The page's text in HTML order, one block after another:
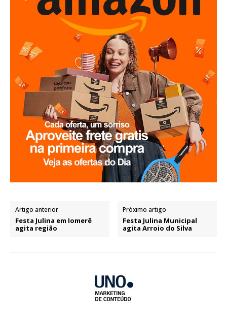
Artigo anterior
Festa Julina em Iomerê
agita região
Próximo artigo
Festa Julina Municipal
agita Arroio do Silva